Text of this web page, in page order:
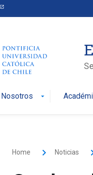
Nosotros arrow_drop_down
Home Noticias